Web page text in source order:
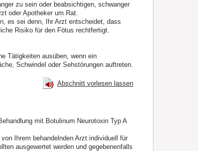
zu sein oder beabsichtigen, schwanger
oder Apotheker um Rat.
es sei denn, Ihr Arzt entscheidet, dass
Risiko für den Fötus rechtfertigt.
Tätigkeiten ausüben, wenn ein
Schwindel oder Sehstörungen auftreten.
Abschnitt vorlesen lassen
mit Botulinum Neurotoxin Typ A
Ihrem behandelnden Arzt individuell für
ausgewertet werden und gegebenenfalls